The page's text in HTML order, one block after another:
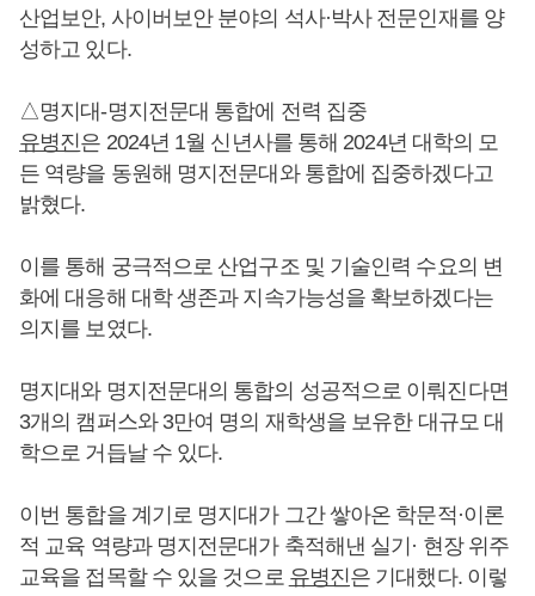
산업보안, 사이버보안 분야의 석사·박사 전문인재를 양
성하고 있다.
△명지대-명지전문대 통합에 전력 집중
유병진은 2024년 1월 신년사를 통해 2024년 대학의 모
든 역량을 동원해 명지전문대와 통합에 집중하겠다고
밝혔다.
이를 통해 궁극적으로 산업구조 및 기술인력 수요의 변
화에 대응해 대학 생존과 지속가능성을 확보하겠다는
의지를 보였다.
명지대와 명지전문대의 통합의 성공적으로 이뤄진다면
3개의 캠퍼스와 3만여 명의 재학생을 보유한 대규모 대
학으로 거듭날 수 있다.
이번 통합을 계기로 명지대가 그간 쌓아온 학문적·이론
적 교육 역량과 명지전문대가 축적해낸 실기· 현장 위주
교육을 접목할 수 있을 것으로 유병진은 기대했다. 이렇